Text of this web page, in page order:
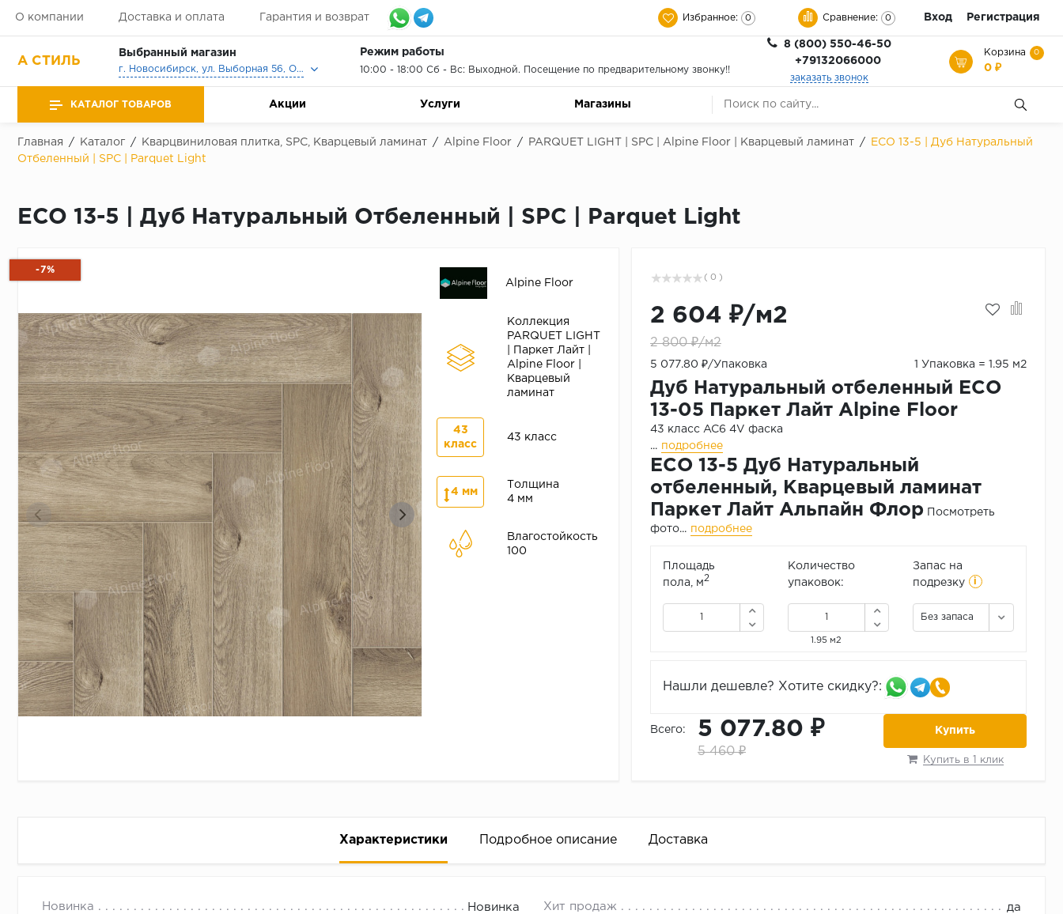
О компании Доставка и оплата Гарантия и возврат Избранное: 0 Сравнение: 0 Вход Регистрация
А СТИЛЬ
Выбранный магазин
г. Новосибирск, ул. Выборная 56, Офис, Выставочный зал
Режим работы
10:00 - 18:00 Сб - Вс: Выходной. Посещение по предварительному звонку!!
8 (800) 550-46-50
+79132066000
заказать звонок
Корзина 0
0 ₽
КАТАЛОГ ТОВАРОВ Акции Услуги Магазины
Главная / Каталог / Кварцвиниловая плитка, SPC, Кварцевый ламинат / Alpine Floor / PARQUET LIGHT | SPC | Alpine Floor | Кварцевый ламинат /
ECO 13-5 | Дуб Натуральный
Отбеленный | SPC | Parquet Light
ECO 13-5 | Дуб Натуральный Отбеленный | SPC | Parquet Light
-7%
Alpine Floor
Коллекция
PARQUET LIGHT
| Паркет Лайт |
Alpine Floor |
Кварцевый
ламинат
43
класс
43 класс
4 мм
Толщина
4 мм
Влагостойкость
100
( 0 )
2 604 ₽/м2
2 800 ₽/м2
5 077.80 ₽/Упаковка 1 Упаковка = 1.95 м2
Дуб Натуральный отбеленный ECO
13-05 Паркет Лайт Alpine Floor
43 класс AC6 4V фаска
... подробнее
ЕСО 13-5 Дуб Натуральный
отбеленный, Кварцевый ламинат
Паркет Лайт Альпайн Флор Посмотреть
фото... подробнее
Площадь
пола, м2
Количество
упаковок:
1.95 м2
Запас на
подрезку
i
Без запаса
Нашли дешевле? Хотите скидку?:
Всего: 5 077.80 ₽
5 460 ₽
Купить
Купить в 1 клик
Характеристики Подробное описание Доставка
Новинка Новинка Хит продаж да